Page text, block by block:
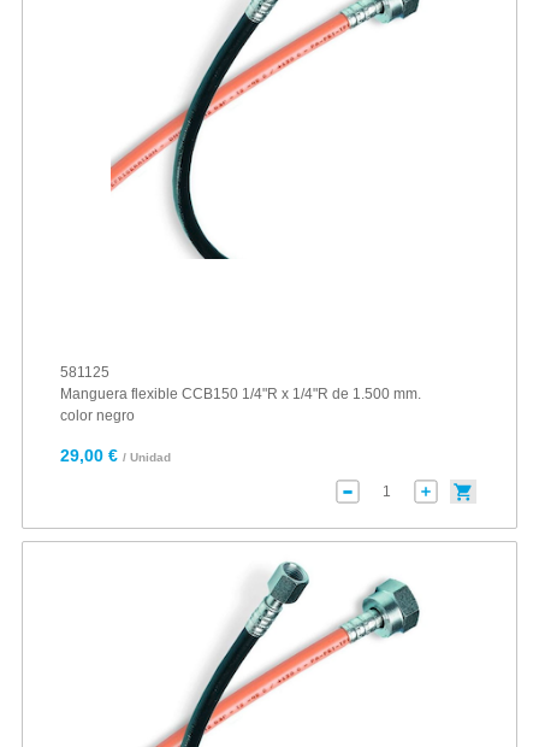
581125
Manguera flexible CCB150 1/4"R x 1/4"R de 1.500 mm.
color negro
29,00 € / Unidad